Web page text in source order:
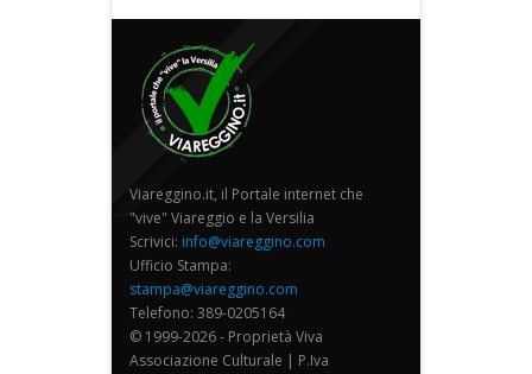
Viareggino.it, il Portale internet che
"vive" Viareggio e la Versilia
Scrivici: info@viareggino.com
Ufficio Stampa:
stampa@viareggino.com
Telefono: 389-0205164
© 1999-2026 - Proprietà Viva
Associazione Culturale | P.Iva